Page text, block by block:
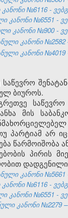
№6116 -
კანონი №6551 -
კანონი №900 -
კანონი №2582
კანონი №4019
ბიუროს.
მის
თუ პარტიამ
პირის
კანონი №5661
№6116 -
კანონი №6551 -
კანონი №2279 –